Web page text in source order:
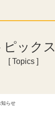
ピックス
[ Topics ]
知らせ